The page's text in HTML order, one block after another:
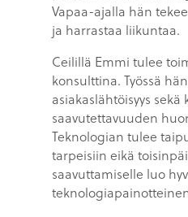
Vapaa-ajalla hän
ja harrastaa liikuntaa.
Ceilillä Emmi tulee
konsulttina. Työssä
asiakaslähtöisyys sekä
saavutettavuuden
Teknologian tulee
tarpeisiin eikä
saavuttamiselle luo